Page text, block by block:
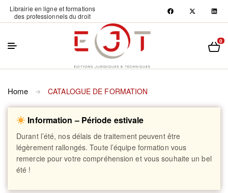
Librairie en ligne et formations
des professionnels du droit
0
Home CATALOGUE DE FORMATION
Information – Période estivale
Durant l’été, nos délais de traitement peuvent être
légèrement rallongés. Toute l’équipe formation vous
remercie pour votre compréhension et vous souhaite un bel
été !